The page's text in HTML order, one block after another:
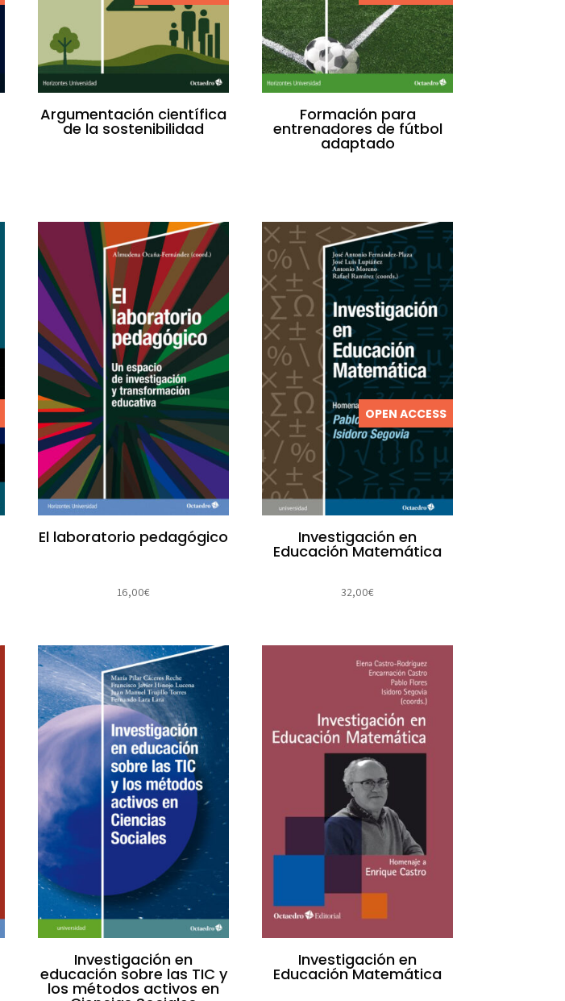
Argumentación científica
de la sostenibilidad
Formación para
entrenadores de fútbol
adaptado
El laboratorio pedagógico
16,00€
OPEN ACCESS
Investigación en
Educación Matemática
32,00€
Investigación en
educación sobre las TIC y
los métodos activos en
Investigación en
Educación Matemática